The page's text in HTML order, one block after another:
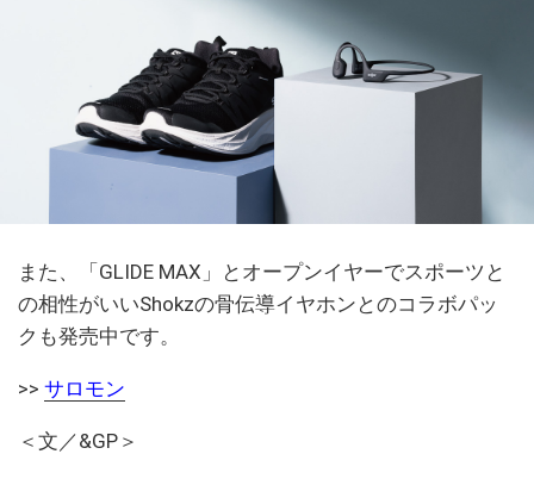
また、「GLIDE MAX」とオープンイヤーでスポーツと
の相性がいいShokzの骨伝導イヤホンとのコラボパッ
クも発売中です。
>> サロモン
＜文／&GP＞